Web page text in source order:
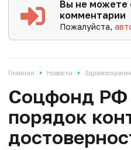
Вы не можете
комментарии
Пожалуйста,
Главная • Новости •
Соцфонд РФ
порядок